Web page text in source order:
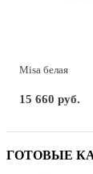
Misa белая
15 660 руб.
ГОТОВЫЕ